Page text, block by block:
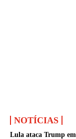
NOTÍCIAS
Lula ataca Trump